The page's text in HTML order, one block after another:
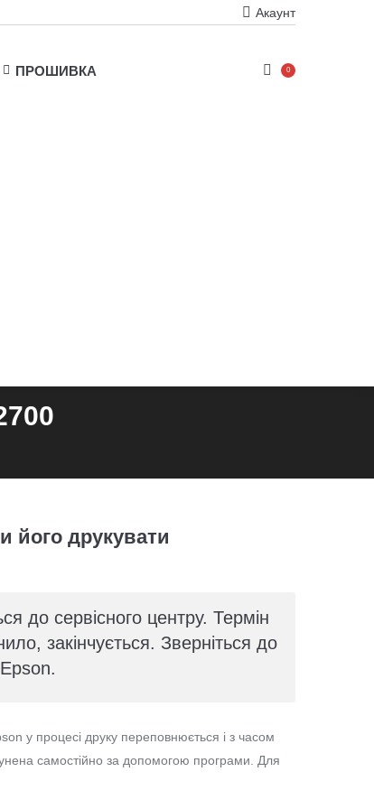
Акаунт
ПРОШИВКА 0
його друкувати
до сервісного центру. Термін
закінчується. Зверніться до
у процесі друку переповнюється і з часом
самостійно за допомогою програми. Для